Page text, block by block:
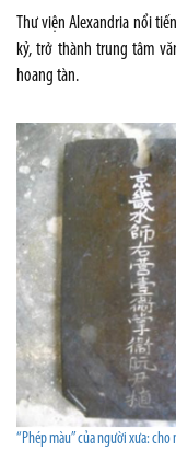
Thư viện Alexandria nổi
kỷ, trở thành trung tâm
hoang tàn.
“Phép màu” của người xưa: cho